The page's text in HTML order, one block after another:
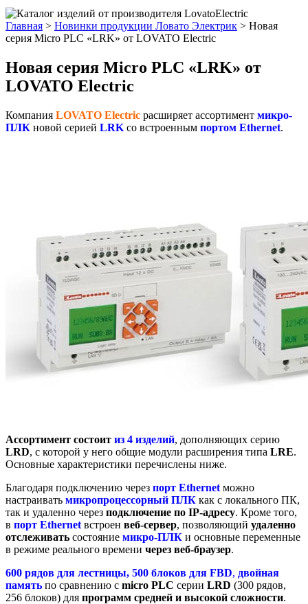
Главная > Новинки продукции Ловато Электрик > Новая
серия Micro PLC «LRK» от LOVATO Electric
Новая серия Micro PLC «LRK» от
LOVATO Electric
Компания LOVATO Electric расширяет ассортимент микро-
ПЛК новой серией LRK со встроенным портом Ethernet.
Ассортимент состоит из 4 изделий, дополняющих серию
LRD, с которой у него общие модули расширения типа LRE.
Основные характеристики перечислены ниже.
Благодаря подключению через порт Ethernet можно
настраивать микропроцессорный ПЛК как с локального ПК,
так и удаленно через подключение по IP-адресу. Кроме того,
в порт Ethernet встроен веб-сервер, позволяющий удаленно
отслеживать состояние микро-ПЛК и основные переменные
в режиме реального времени через веб-браузер.
600 рядов для лестницы, 500 блоков для FBD, двойная
память по сравнению с micro PLC серии LRD (300 рядов,
256 блоков) для программ средней и высокой сложности.